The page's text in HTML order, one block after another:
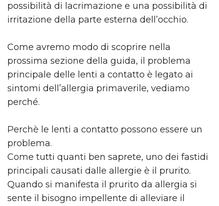
possibilità di lacrimazione e una possibilità di
irritazione della parte esterna dell’occhio.
Come avremo modo di scoprire nella
prossima sezione della guida, il problema
principale delle lenti a contatto è legato ai
sintomi dell’allergia primaverile, vediamo
perché.
Perchè le lenti a contatto possono essere un
problema.
Come tutti quanti ben saprete, uno dei fastidi
principali causati dalle allergie è il prurito.
Quando si manifesta il prurito da allergia si
sente il bisogno impellente di alleviare il